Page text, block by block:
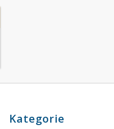
Kategorie